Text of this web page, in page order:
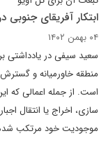
ابتکار آفریقای جنوبی
۰۴ بهمن ۱۴۰۲
سعید سیفی در یادداشتی
منطقه خاورمیانه و
است. از جمله اعمالی که
سازی، اخراج یا انتقال
موجودیت خود مرتکب شده